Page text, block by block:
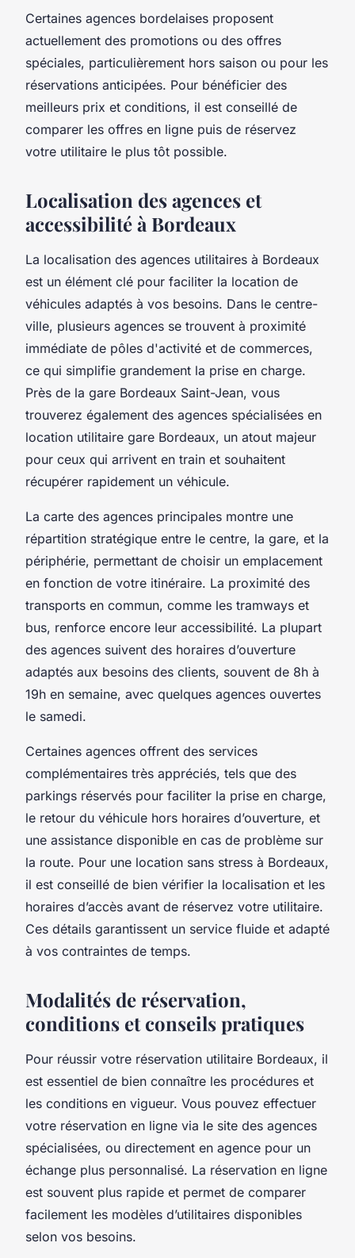
Certaines agences bordelaises proposent
actuellement des promotions ou des offres
spéciales, particulièrement hors saison ou pour les
réservations anticipées. Pour bénéficier des
meilleurs prix et conditions, il est conseillé de
comparer les offres en ligne puis de réservez
votre utilitaire le plus tôt possible.
Localisation des agences et
accessibilité à Bordeaux
La localisation des agences utilitaires à Bordeaux
est un élément clé pour faciliter la location de
véhicules adaptés à vos besoins. Dans le centre-
ville, plusieurs agences se trouvent à proximité
immédiate de pôles d'activité et de commerces,
ce qui simplifie grandement la prise en charge.
Près de la gare Bordeaux Saint-Jean, vous
trouverez également des agences spécialisées en
location utilitaire gare Bordeaux, un atout majeur
pour ceux qui arrivent en train et souhaitent
récupérer rapidement un véhicule.
La carte des agences principales montre une
répartition stratégique entre le centre, la gare, et la
périphérie, permettant de choisir un emplacement
en fonction de votre itinéraire. La proximité des
transports en commun, comme les tramways et
bus, renforce encore leur accessibilité. La plupart
des agences suivent des horaires d’ouverture
adaptés aux besoins des clients, souvent de 8h à
19h en semaine, avec quelques agences ouvertes
le samedi.
Certaines agences offrent des services
complémentaires très appréciés, tels que des
parkings réservés pour faciliter la prise en charge,
le retour du véhicule hors horaires d’ouverture, et
une assistance disponible en cas de problème sur
la route. Pour une location sans stress à Bordeaux,
il est conseillé de bien vérifier la localisation et les
horaires d’accès avant de réservez votre utilitaire.
Ces détails garantissent un service fluide et adapté
à vos contraintes de temps.
Modalités de réservation,
conditions et conseils pratiques
Pour réussir votre réservation utilitaire Bordeaux, il
est essentiel de bien connaître les procédures et
les conditions en vigueur. Vous pouvez effectuer
votre réservation en ligne via le site des agences
spécialisées, ou directement en agence pour un
échange plus personnalisé. La réservation en ligne
est souvent plus rapide et permet de comparer
facilement les modèles d’utilitaires disponibles
selon vos besoins.